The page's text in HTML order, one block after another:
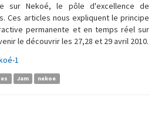
sur Nekoé, le pôle d'excellence de
Ces articles nous expliquent le principe
permanente et en temps réel sur
le découvrir les 27,28 et 29 avril 2010.
Jam nekoe